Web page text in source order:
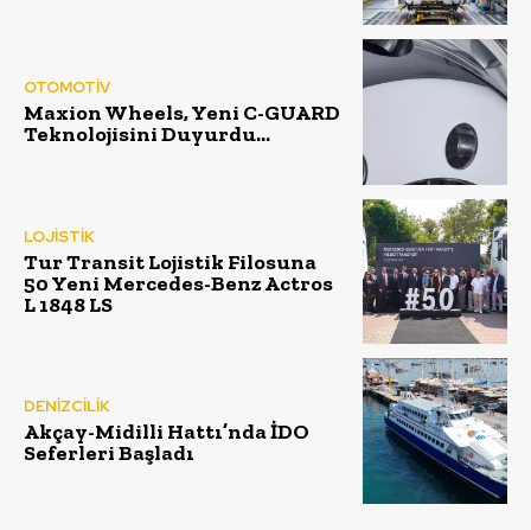
OTOMOTİV
Maxion Wheels, Yeni C-GUARD
Teknolojisini Duyurdu…
LOJİSTİK
Tur Transit Lojistik Filosuna
50 Yeni Mercedes-Benz Actros
L 1848 LS
DENİZCİLİK
Akçay-Midilli Hattı’nda İDO
Seferleri Başladı